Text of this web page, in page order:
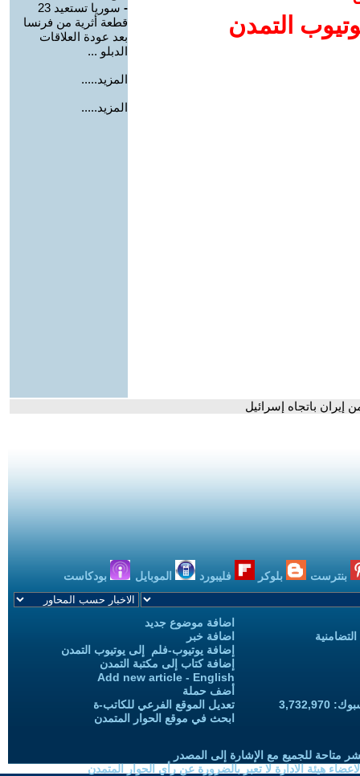
التمدن
-
سوريا تستعيد 23
قطعة أثرية من فرنسا
بعد عودة العلاقات
الدبلو ...
المزيد.....
المزيد.....
باتجاه إسرائيل
بنترست بلوكر فليبورد الموبايل بودكاست
اضافة موضوع جديد
اضافة خبر
إضافة يوتيوب-فلم إلى يوتيوب التمدن
إضافة كتاب إلى مكتبة التمدن
Add new article - English
أضف حملة
تعديل الموقع الفرعي للكاتب-ة
ابحث في موقع الحوار المتمدن
متاحة للجميع مع الإشارة إلى المصدر
هيئة الادارة لا تعبر بالضرورة عن رأي الحوار المتمدن